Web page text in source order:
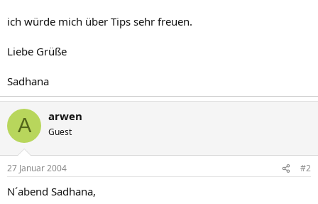
ich würde mich über Tips sehr freuen.
Liebe Grüße
Sadhana
A arwen
Guest
27 Januar 2004 #2
N´abend Sadhana,